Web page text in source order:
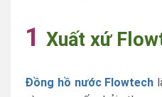
1 Xuất xứ
Đồng hồ nước Flowtech